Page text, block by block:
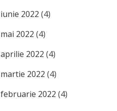
iunie 2022 (4)
mai 2022 (4)
aprilie 2022 (4)
martie 2022 (4)
februarie 2022 (4)